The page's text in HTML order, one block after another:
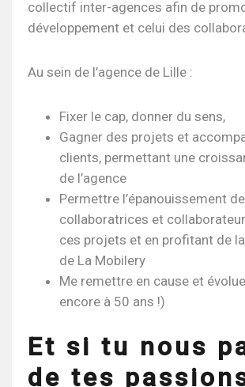
collectif inter-agences afin de
développement et celui des
Au sein de l’agence de Lille :
Fixer le cap, donner du sens,
Gagner des projets et
clients, permettant une
de l’agence
Permettre l’épanouissement
collaboratrices et
ces projets et en profitant de
de La Mobilery
Me remettre en cause et
encore à 50 ans !)
Et si tu nous
de tes